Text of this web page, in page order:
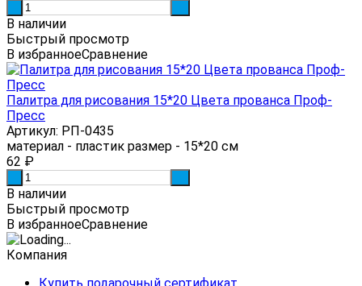
В наличии
Быстрый просмотр
В избранноеСравнение
Палитра для рисования 15*20 Цвета прованса Проф-
Пресс
Артикул: РП-0435
материал - пластик размер - 15*20 см
62 ₽
В наличии
Быстрый просмотр
В избранноеСравнение
Компания